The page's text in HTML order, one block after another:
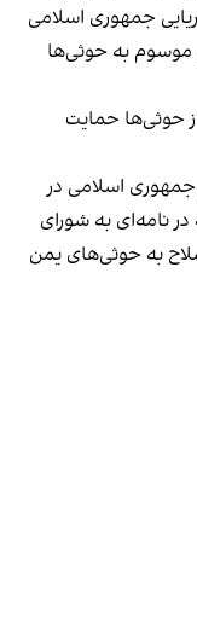
جمهوری اسلامی
موسوم به حوثی‌‌ها
حوثی‌ها حمایت
جمهوری اسلامی در
گذشته در نامه‌ای به شورای
به حوثی‌های یمن